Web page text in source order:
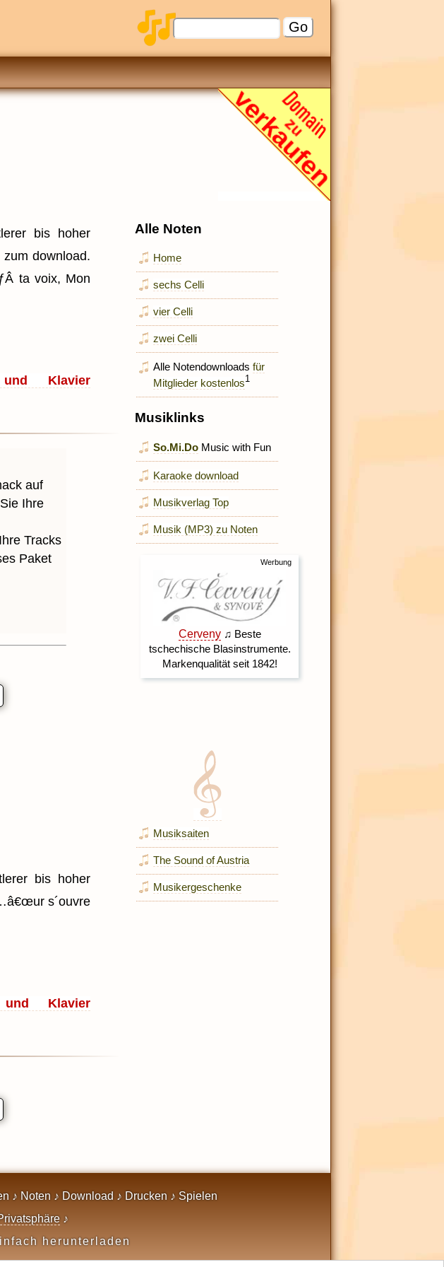
bis hoher
download.
ta voix, Mon
Klavier
auf
Ihre
Tracks
Paket
bis hoher
s´ouvre
Klavier
Alle Noten
Home
sechs Celli
vier Celli
zwei Celli
Alle Notendownloadsfür
Mitglieder kostenlos1
Musiklinks
So.Mi.Do Music with Fun
Karaoke download
Musikverlag Top
Musik (MP3) zu Noten
Musiksaiten
The Sound of Austria
Musikergeschenke
♪ Noten ♪ Download ♪ Drucken ♪ Spielen
♪
herunterladen